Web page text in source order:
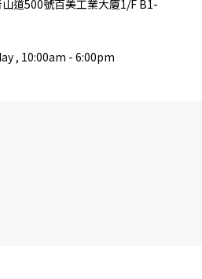
道500號百美工業大廈1/F B1-
, 10:00am - 6:00pm